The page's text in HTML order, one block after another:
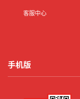
客服中心
手机版